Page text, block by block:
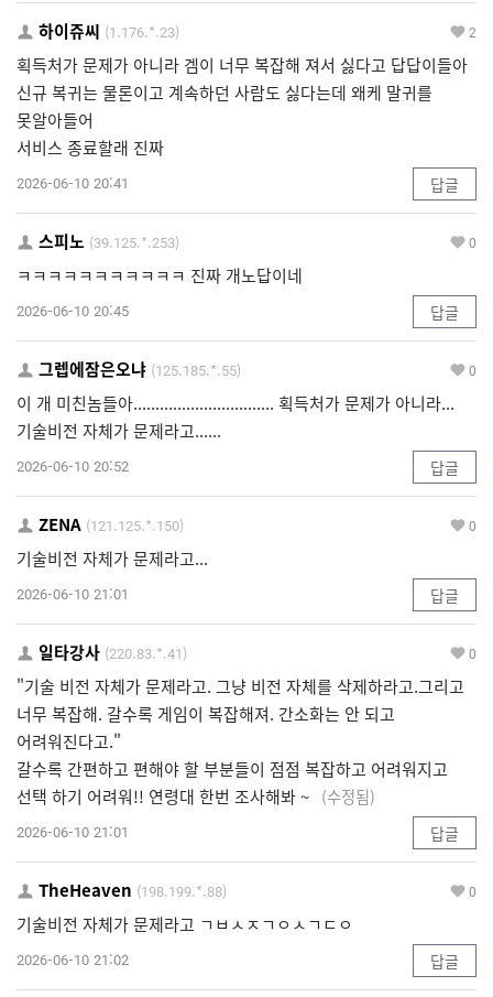
하이쥬씨 (1.176.*.23) 2
획득처가 문제가 아니라 겜이 너무 복잡해 져서 싫다고 답답이들아
신규 복귀는 물론이고 계속하던 사람도 싫다는데 왜케 말귀를
못알아들어
서비스 종료할래 진짜
2026-06-10 20:41 답글
스피노 (39.125.*.253) 0
ㅋㅋㅋㅋㅋㅋㅋㅋㅋㅋㅋ 진짜 개노답이네
2026-06-10 20:45 답글
그렙에잠은오냐 (125.185.*.55) 0
이 개 미친놈들아................................ 획득처가 문제가 아니라...
기술비전 자체가 문제라고......
2026-06-10 20:52 답글
ZENA (121.125.*.150) 0
기술비전 자체가 문제라고...
2026-06-10 21:01 답글
일타강사 (220.83.*.41) 0
"기술 비전 자체가 문제라고. 그냥 비전 자체를 삭제하라고.그리고
너무 복잡해. 갈수록 게임이 복잡해져. 간소화는 안 되고
어려워진다고."
갈수록 간편하고 편해야 할 부분들이 점점 복잡하고 어려워지고
선택 하기 어려워!! 연령대 한번 조사해봐 ~ (수정됨)
2026-06-10 21:01 답글
TheHeaven (198.199.*.88) 0
기술비전 자체가 문제라고 ㄱㅂㅅㅈㄱㅇㅅㄱㄷㅇ
2026-06-10 21:02 답글